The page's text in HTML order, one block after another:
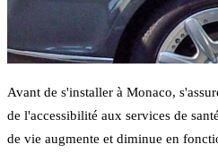
Avant de s'installer à Monaco,
de l'accessibilité aux services de
de vie augmente et diminue en